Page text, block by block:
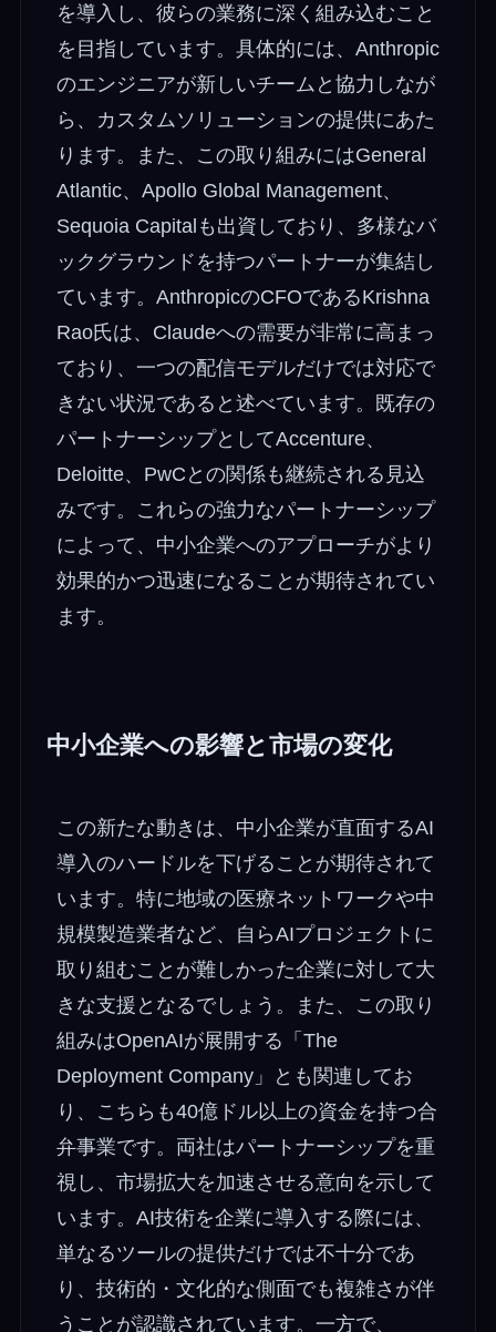
を導入し、彼らの業務に深く組み込むこと
を目指しています。具体的には、Anthropic
のエンジニアが新しいチームと協力しなが
ら、カスタムソリューションの提供にあた
ります。また、この取り組みにはGeneral
Atlantic、Apollo Global Management、
Sequoia Capitalも出資しており、多様なバ
ックグラウンドを持つパートナーが集結し
ています。AnthropicのCFOであるKrishna
Rao氏は、Claudeへの需要が非常に高まっ
ており、一つの配信モデルだけでは対応で
きない状況であると述べています。既存の
パートナーシップとしてAccenture、
Deloitte、PwCとの関係も継続される見込
みです。これらの強力なパートナーシップ
によって、中小企業へのアプローチがより
効果的かつ迅速になることが期待されてい
ます。
中小企業への影響と市場の変化
この新たな動きは、中小企業が直面するAI
導入のハードルを下げることが期待されて
います。特に地域の医療ネットワークや中
規模製造業者など、自らAIプロジェクトに
取り組むことが難しかった企業に対して大
きな支援となるでしょう。また、この取り
組みはOpenAIが展開する「The
Deployment Company」とも関連してお
り、こちらも40億ドル以上の資金を持つ合
弁事業です。両社はパートナーシップを重
視し、市場拡大を加速させる意向を示して
います。AI技術を企業に導入する際には、
単なるツールの提供だけでは不十分であ
り、技術的・文化的な側面でも複雑さが伴
うことが認識されています。一方で、